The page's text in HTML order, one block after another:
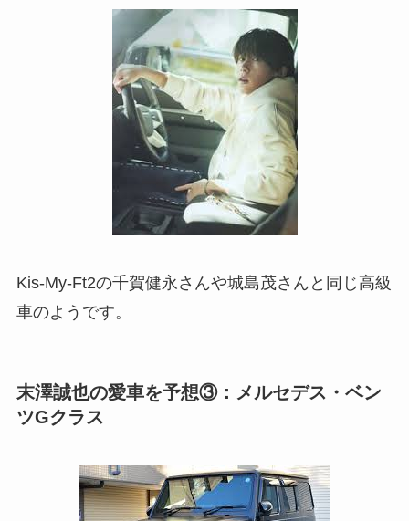
Kis-My-Ft2の千賀健永さんや城島茂さんと同じ高級
車のようです。
末澤誠也の愛車を予想③：メルセデス・ベン
ツGクラス